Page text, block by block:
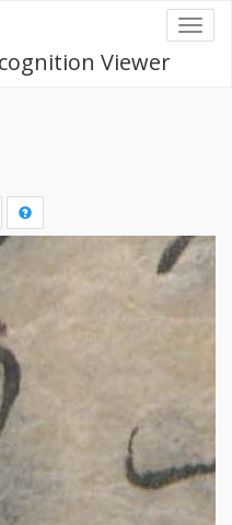
Viewer
Draw